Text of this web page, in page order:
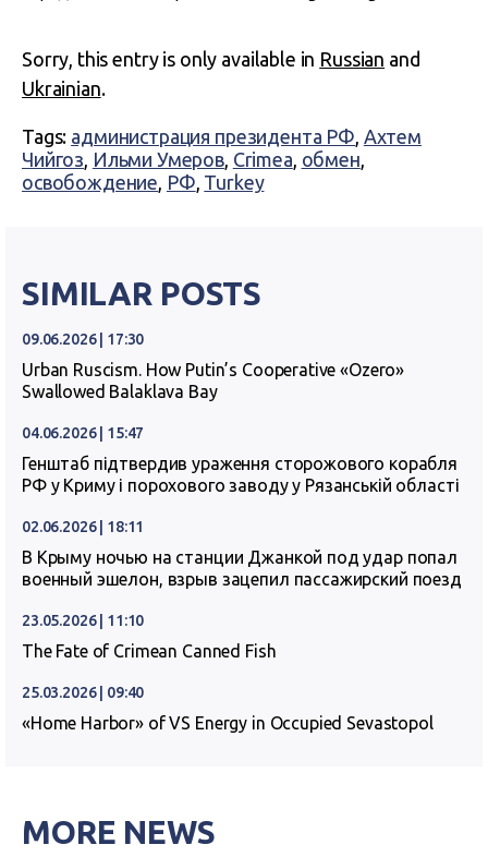
Sorry, this entry is only available in Russian and
Ukrainian.
Tags: администрация президента РФ, Ахтем
Чийгоз, Ильми Умеров, Crimea, обмен,
освобождение, РФ, Turkey
SIMILAR POSTS
09.06.2026 | 17:30
Urban Ruscism. How Putin’s Cooperative «Ozero»
Swallowed Balaklava Bay
04.06.2026 | 15:47
Генштаб підтвердив ураження сторожового корабля
РФ у Криму і порохового заводу у Рязанській області
02.06.2026 | 18:11
В Крыму ночью на станции Джанкой под удар попал
военный эшелон, взрыв зацепил пассажирский поезд
23.05.2026 | 11:10
The Fate of Crimean Canned Fish
25.03.2026 | 09:40
«Home Harbor» of VS Energy in Occupied Sevastopol
MORE NEWS